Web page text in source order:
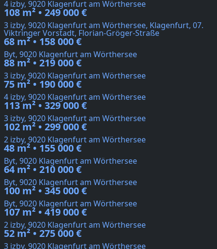
4 izby, 9020 Klagenfurt am Wörthersee
108 m² • 249 000 €
3 izby, 9020 Klagenfurt am Wörthersee, Klagenfurt, 07.
Viktringer Vorstadt, Florian-Gröger-Straße
68 m² • 158 000 €
Byt, 9020 Klagenfurt am Wörthersee
88 m² • 219 000 €
3 izby, 9020 Klagenfurt am Wörthersee
75 m² • 190 000 €
4 izby, 9020 Klagenfurt am Wörthersee
113 m² • 329 000 €
3 izby, 9020 Klagenfurt am Wörthersee
102 m² • 299 000 €
2 izby, 9020 Klagenfurt am Wörthersee
48 m² • 155 000 €
Byt, 9020 Klagenfurt am Wörthersee
64 m² • 210 000 €
Byt, 9020 Klagenfurt am Wörthersee
100 m² • 345 000 €
Byt, 9020 Klagenfurt am Wörthersee
107 m² • 419 000 €
2 izby, 9020 Klagenfurt am Wörthersee
52 m² • 275 000 €
3 izby, 9020 Klagenfurt am Wörthersee